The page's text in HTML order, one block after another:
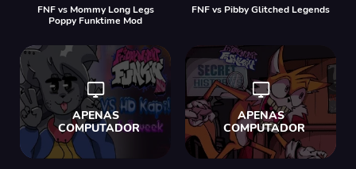
FNF vs Mommy Long Legs
Poppy Funktime Mod
FNF vs Pibby Glitched Legends